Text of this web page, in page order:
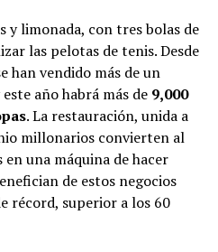
y limonada, con tres bolas de
las pelotas de tenis. Desde
han vendido más de un
año habrá más de 9,000
. La restauración, unida a
millonarios convierten al
una máquina de hacer
de estos negocios
récord, superior a los 60